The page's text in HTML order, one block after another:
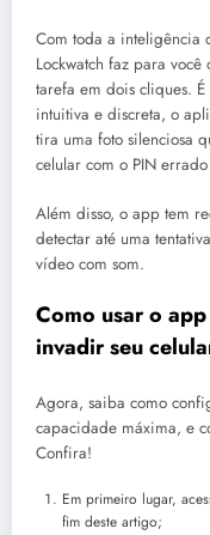
Com toda a inteligência
Lockwatch faz para
tarefa em dois cliques.
intuitiva e discreta, o
tira uma foto silenciosa
celular com o PIN
Além disso, o app tem
detectar até uma
vídeo com som.
Como usar o
invadir seu
Agora, saiba como
capacidade máxima, e
Confira!
Em primeiro lugar,
fim deste artigo;